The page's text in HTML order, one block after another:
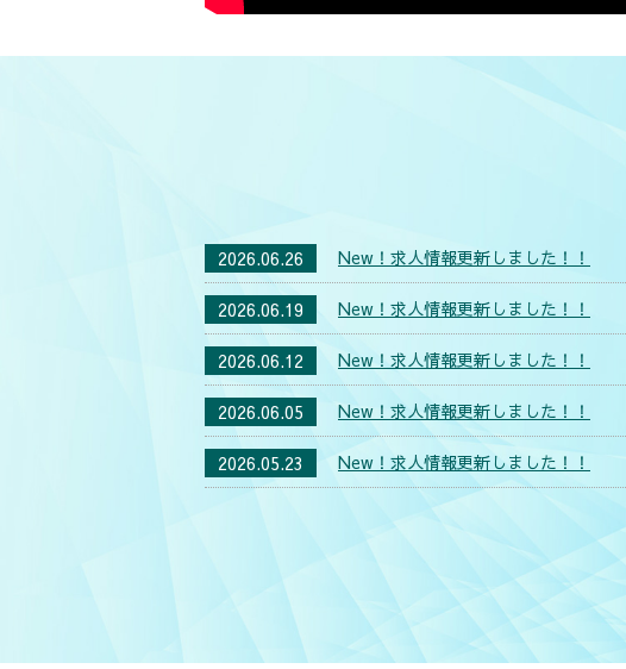
2026.06.26 New！求人情報更新しました！！
2026.06.19 New！求人情報更新しました！！
2026.06.12 New！求人情報更新しました！！
2026.06.05 New！求人情報更新しました！！
2026.05.23 New！求人情報更新しました！！